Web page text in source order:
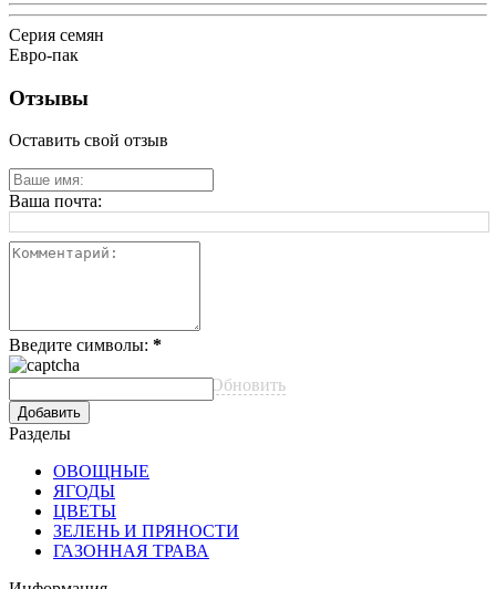
Серия семян
Евро-пак
Отзывы
Оставить свой отзыв
Ваша почта:
Введите символы: *
Обновить
Разделы
ОВОЩНЫЕ
ЯГОДЫ
ЦВЕТЫ
ЗЕЛЕНЬ И ПРЯНОСТИ
ГАЗОННАЯ ТРАВА